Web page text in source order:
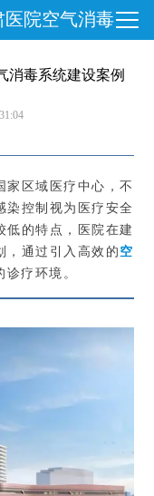
医院空气消毒
消毒系统建设案例
家区域医疗中心，不
染控制视为医疗安全
低的特点，医院在建
，通过引入高效的 空
诊疗环境。